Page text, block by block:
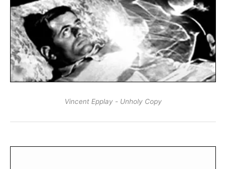
Vincent Epplay - Unholy Copy